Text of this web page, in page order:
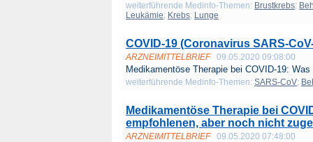
weiterführende Medinfo-Themen: Brustkrebs;
Leukämie; Krebs; Lunge
COVID-19 (Coronavirus SARS-
ARZNEIMITTELBRIEF 09.05.2020 09:08:00
Medikamentöse Therapie bei COVID-19:
weiterführende Medinfo-Themen: SARS-CoV;
Medikamentöse Therapie bei
empfohlenen, aber noch nicht
ARZNEIMITTELBRIEF 09.05.2020 07:48:00